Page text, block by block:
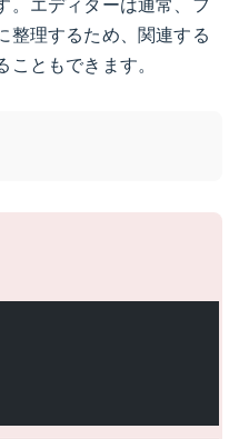
整理するため、関連する
ともできます。